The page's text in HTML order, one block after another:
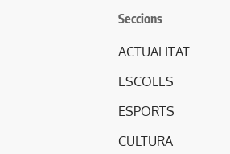
Seccions
ACTUALITAT
ESCOLES
ESPORTS
CULTURA